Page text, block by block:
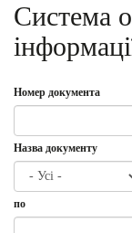
Система
Номер документа
Назва документу
по